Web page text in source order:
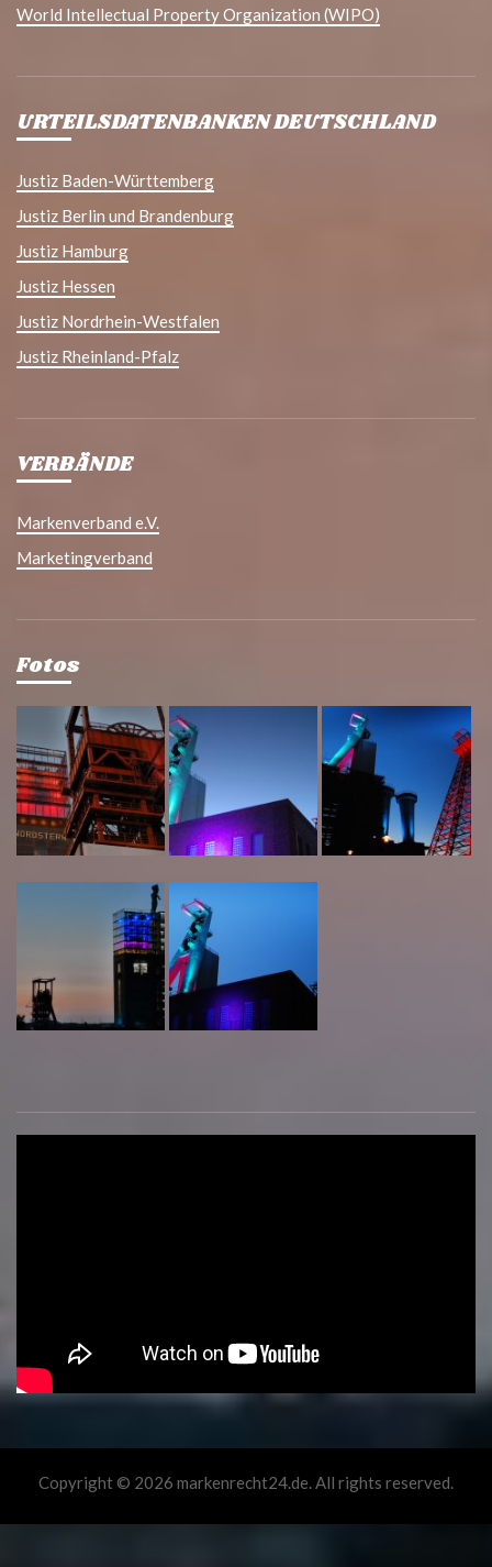
World Intellectual Property Organization (WIPO)
URTEILSDATENBANKEN DEUTSCHLAND
Justiz Baden-Württemberg
Justiz Berlin und Brandenburg
Justiz Hamburg
Justiz Hessen
Justiz Nordrhein-Westfalen
Justiz Rheinland-Pfalz
VERBÄNDE
Markenverband e.V.
Marketingverband
Fotos
Copyright © 2026 markenrecht24.de. All rights reserved.